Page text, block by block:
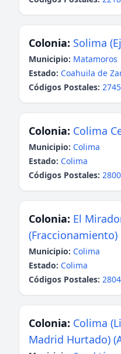
Colonia: Solima
Municipio: Matamoros
Estado: Coahuila de
Códigos Postales:
Colonia: Colima
Municipio: Colima
Estado: Colima
Códigos Postales:
Colonia: El
(Fraccionamiento)
Municipio: Colima
Estado: Colima
Códigos Postales:
Colonia: Colima
Madrid Hurtado)